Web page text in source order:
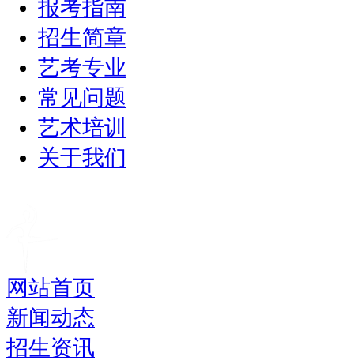
报考指南
招生简章
艺考专业
常见问题
艺术培训
关于我们
网站首页
新闻动态
招生资讯